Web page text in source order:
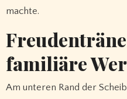
machte.
familiäre
Am unteren Rand der